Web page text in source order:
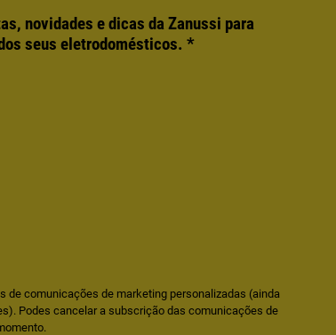
novidades e dicas da Zanussi para
seus eletrodomésticos. *
de comunicações de marketing personalizadas (ainda
Podes cancelar a subscrição das comunicações de